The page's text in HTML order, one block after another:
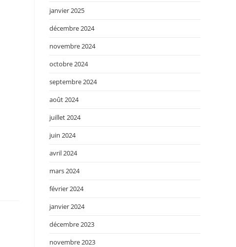
janvier 2025
décembre 2024
novembre 2024
octobre 2024
septembre 2024
août 2024
juillet 2024
juin 2024
avril 2024
mars 2024
février 2024
janvier 2024
décembre 2023
novembre 2023